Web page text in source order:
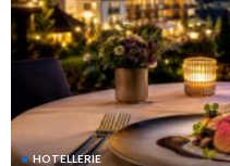
HOTELLERIE